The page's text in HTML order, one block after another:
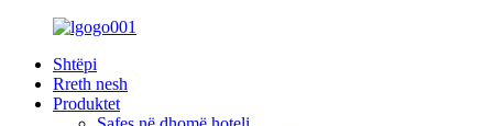
Shtëpi
Rreth nesh
Produktet